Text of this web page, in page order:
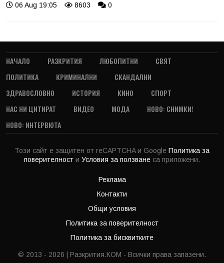
06 Aug 19:05 8603 0
НАЧАЛО РАЗКРИТИЯ ЛЮБОПИТНИ
СВЯТ
ПОЛИТИКА
КРИМИНАЛНИ
СКАНДАЛНИ
ЗДРАВОСЛОВНО
ИСТОРИЯ КИНО
СПОРТ
НАС НИ ЦИТИРАТ
ВИДЕО МОДА
НОВО: СНИМКИ!
НОВО: ИНТЕРВЮТА
Този сайт е защитен от reCAPTCHA и Google Политика за
поверителност и Условия за ползване са приложени.
Реклама
Контакти
Общи условия
Политика за поверителност
Политика за бисквитките
© 2013 - 2026 | Разкрития.КОМ - Всички права запазени.